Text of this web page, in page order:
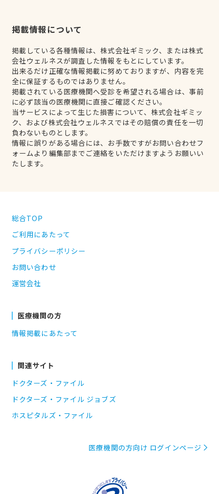
掲載情報について
掲載している各種情報は、株式会社ギミック、または株式
会社ウェルネスが調査した情報をもとにしています。
出来るだけ正確な情報掲載に努めておりますが、内容を完
全に保証するものではありません。
掲載されている医療機関へ受診を希望される場合は、事前
に必ず該当の医療機関に直接ご確認ください。
当サービスによって生じた損害について、株式会社ギミッ
ク、および株式会社ウェルネスではその賠償の責任を一切
負わないものとします。
情報に誤りがある場合には、お手数ですがお問い合わせフ
ォームより編集部までご連絡をいただけますようお願いい
たします。
総合TOP
ご利用にあたって
プライバシーポリシー
お問い合わせ
運営会社
医療機関の方
情報掲載にあたって
関連サイト
ドクターズ・ファイル
ドクターズ・ファイル ジョブズ
ホスピタルズ・ファイル
医療機関の方向け ログインページ